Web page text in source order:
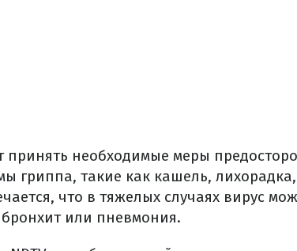
принять необходимые меры
гриппа, такие как кашель,
что в тяжелых случаях вирус
или пневмония.